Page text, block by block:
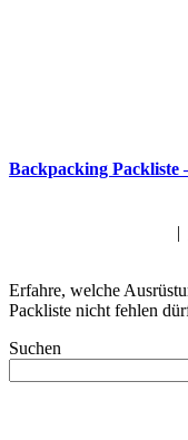
Backpacking Packliste
|
Erfahre, welche
Packliste nicht fehlen
Suchen